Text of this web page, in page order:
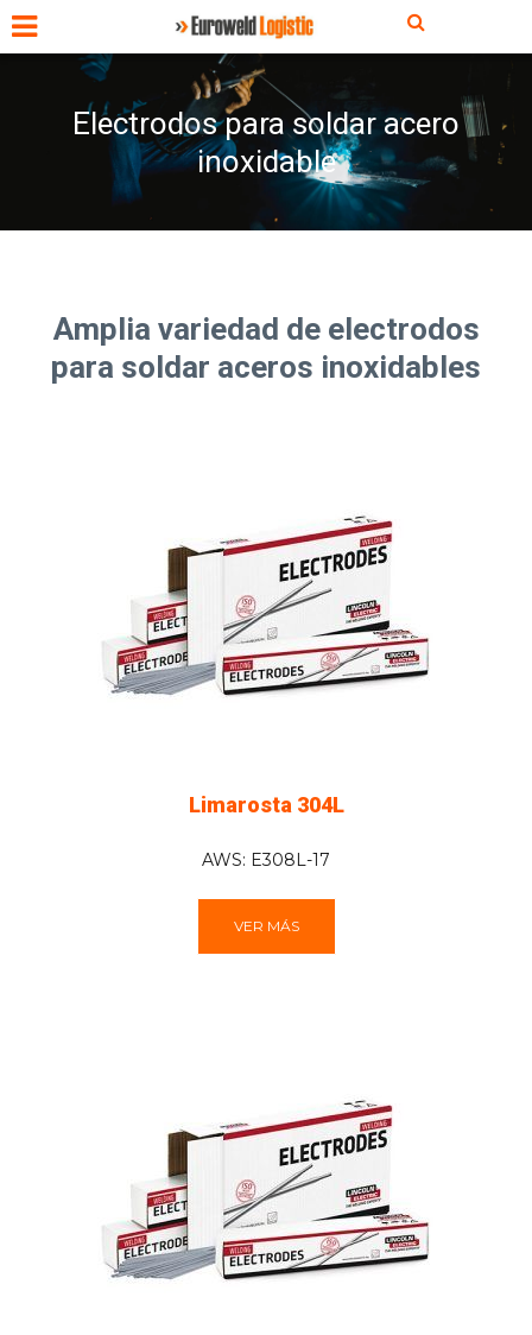
Electrodos para soldar acero
inoxidable
Amplia variedad de electrodos
para soldar aceros inoxidables
Limarosta 304L
AWS: E308L-17
VER MÁS